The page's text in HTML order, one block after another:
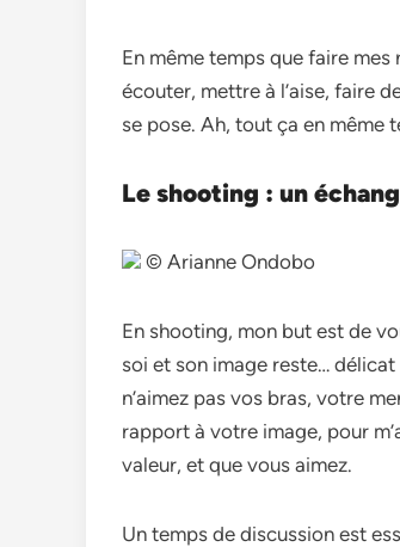
En même temps que faire
écouter, mettre à l’aise, faire
se pose. Ah, tout ça en même
Le shooting : un
© Arianne Ondobo
En shooting, mon but est de
soi et son image reste…
n’aimez pas vos bras, votre
rapport à votre image, pour
valeur, et que vous aimez.
Un temps de discussion est